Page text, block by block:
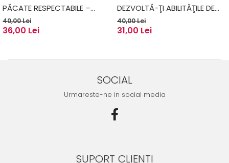
PĂCATE RESPECTABILE –
JERRY BRIDGES
40,00 Lei
36,00 Lei
DEZVOLTĂ-ŢI ABILITĂŢILE DE
COMUNICARE - ROZ
TOWNSEND
40,00 Lei
31,00 Lei
SOCIAL
Urmareste-ne in social media
SUPORT CLIENTI